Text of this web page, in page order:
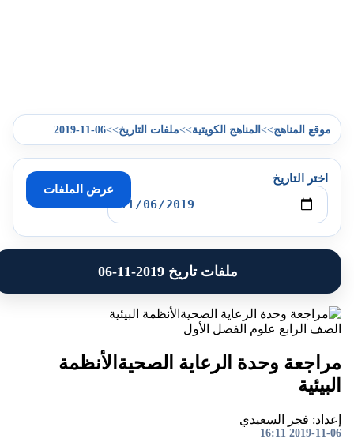
موقع المناهج>>المناهج الكويتية>>ملفات التاريخ>>
2019-11-06
اختر التاريخ
عرض الملفات
ملفات تاريخ 2019-11-06
الصف الرابع علوم الفصل الأول
مراجعة وحدة الرعاية الصحيةالأنظمة
البيئية
إعداد: فجر السعيدي
2019-11-06 16:11